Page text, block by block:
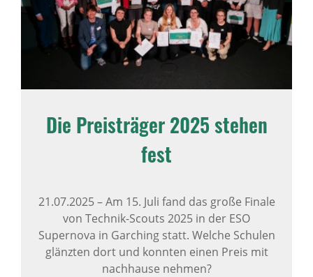
Die Preisträger 2025 stehen
fest
21.07.2025–Am 15. Juli fand das große Finale
von Technik-Scouts 2025 in der ESO
Supernova in Garching statt. Welche Schulen
glänzten dort und konnten einen Preis mit
nachhause nehmen?